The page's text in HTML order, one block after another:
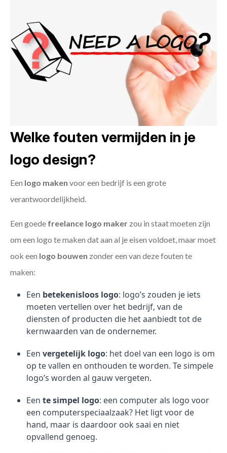
Welke fouten vermijden in je
logo design?
Een logo maken voor een bedrijf is een grote
verantwoordelijkheid.
Een goede freelance logo maker zou in staat moeten zijn
om een logo te maken dat aan al je eisen voldoet, maar moet
ook een logo bouwen zonder een van deze fouten te
maken:
Een betekenisloos logo: logo’s zouden je iets
moeten vertellen over het bedrijf, van de
diensten of producten die het aanbiedt tot de
kernwaarden van de ondernemer.
Een vergetelijk logo: het doel van een logo is om
op te vallen en onthouden te worden. Te simpele
logo’s worden al gauw vergeten.
Een te simpel logo: een computer als logo voor
een computerspeciaalzaak? Het ligt voor de
hand, maar is daardoor ook saai en niet
opvallend genoeg.